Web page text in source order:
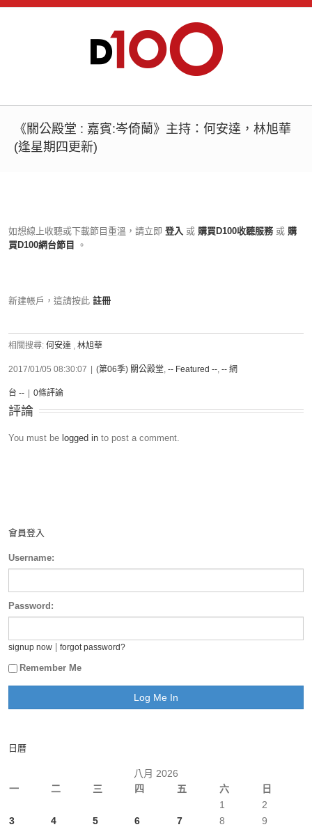
《關公殿堂 : 嘉賓:岑倚蘭》主持：何安達，林旭華
(逢星期四更新)
如想線上收聽或下載節目重溫，請立即 登入 或 購買D100收聽服務 或 購
買D100網台節目
。
新建帳戶，這請按此 註冊
相關搜尋: 何安達 , 林旭華
2017/01/05 08:30:07 (第06季) 關公殿堂, -- Featured --, -- 網
台 -- 0條評論
評論
You must be logged in to post a comment.
會員登入
Username:
Password:
signup now forgot password?
Remember Me
日曆
八月 2026
一
二 三 四 五 六 日
1
2
3
4 5 6 7 8
9